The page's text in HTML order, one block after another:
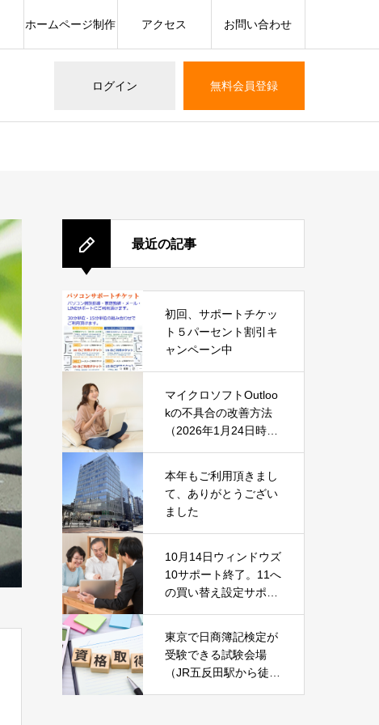
ログイン 無料会員登録
ホームページ制作 アクセス お問い合わせ
最近の記事
初回、サポートチケッ
ト５パーセント割引キ
ャンペーン中
マイクロソフトOutloo
kの不具合の改善方法
（2026年1月24日時
本年もご利用頂きまし
て、ありがとうござい
ました
10月14日ウィンドウズ
10サポート終了。11へ
の買い替え設定サポー
東京で日商簿記検定が
受験できる試験会場
（JR五反田駅から徒歩